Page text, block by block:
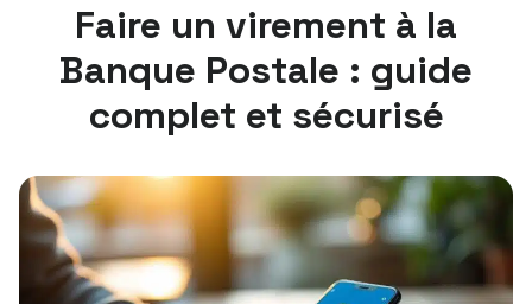
Faire un virement à la
Banque Postale : guide
complet et sécurisé